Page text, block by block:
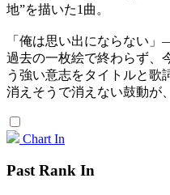
地”を描いた1曲。
「俺は思い出にならない
過去の一枚絵で終わらず、
う強い意志をタイトルと歌
消えそうで消えない鼓動が
Chart In
Past Rank In